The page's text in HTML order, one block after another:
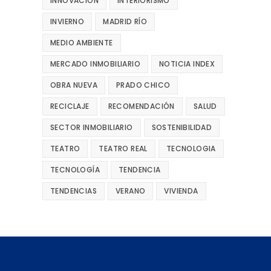
INVIERNO MADRID RÍO
MEDIO AMBIENTE
MERCADO INMOBILIARIO NOTICIA INDEX
OBRA NUEVA PRADO CHICO
RECICLAJE RECOMENDACIÓN SALUD
SECTOR INMOBILIARIO SOSTENIBILIDAD
TEATRO TEATRO REAL TECNOLOGIA
TECNOLOGÍA TENDENCIA
TENDENCIAS VERANO VIVIENDA